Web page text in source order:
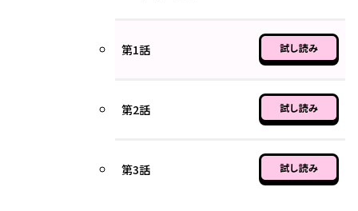
第1話 試し読み
第2話 試し読み
第3話 試し読み